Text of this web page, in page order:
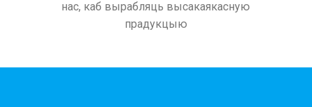
нас, каб вырабляць высакаякасную
прадукцыю